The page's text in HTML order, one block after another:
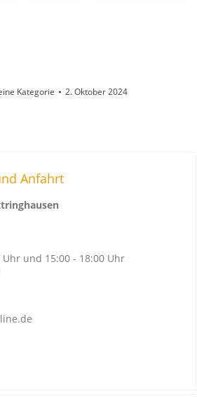
Kategorie 2. Oktober 2024
Anfahrt
Uhr und 15:00 - 18:00 Uhr